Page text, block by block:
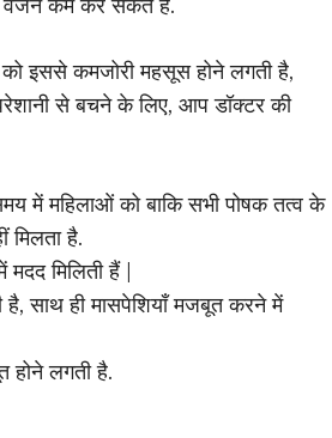
वजन कम कर सकते है.
इससे कमजोरी महसूस होने लगती है,
से बचने के लिए, आप डॉक्टर की
में महिलाओं को बाकि सभी पोषक तत्व के
है.
मिलिती हैं |
है, साथ ही मासपेशियाँ मजबूत करने में
लगती है.